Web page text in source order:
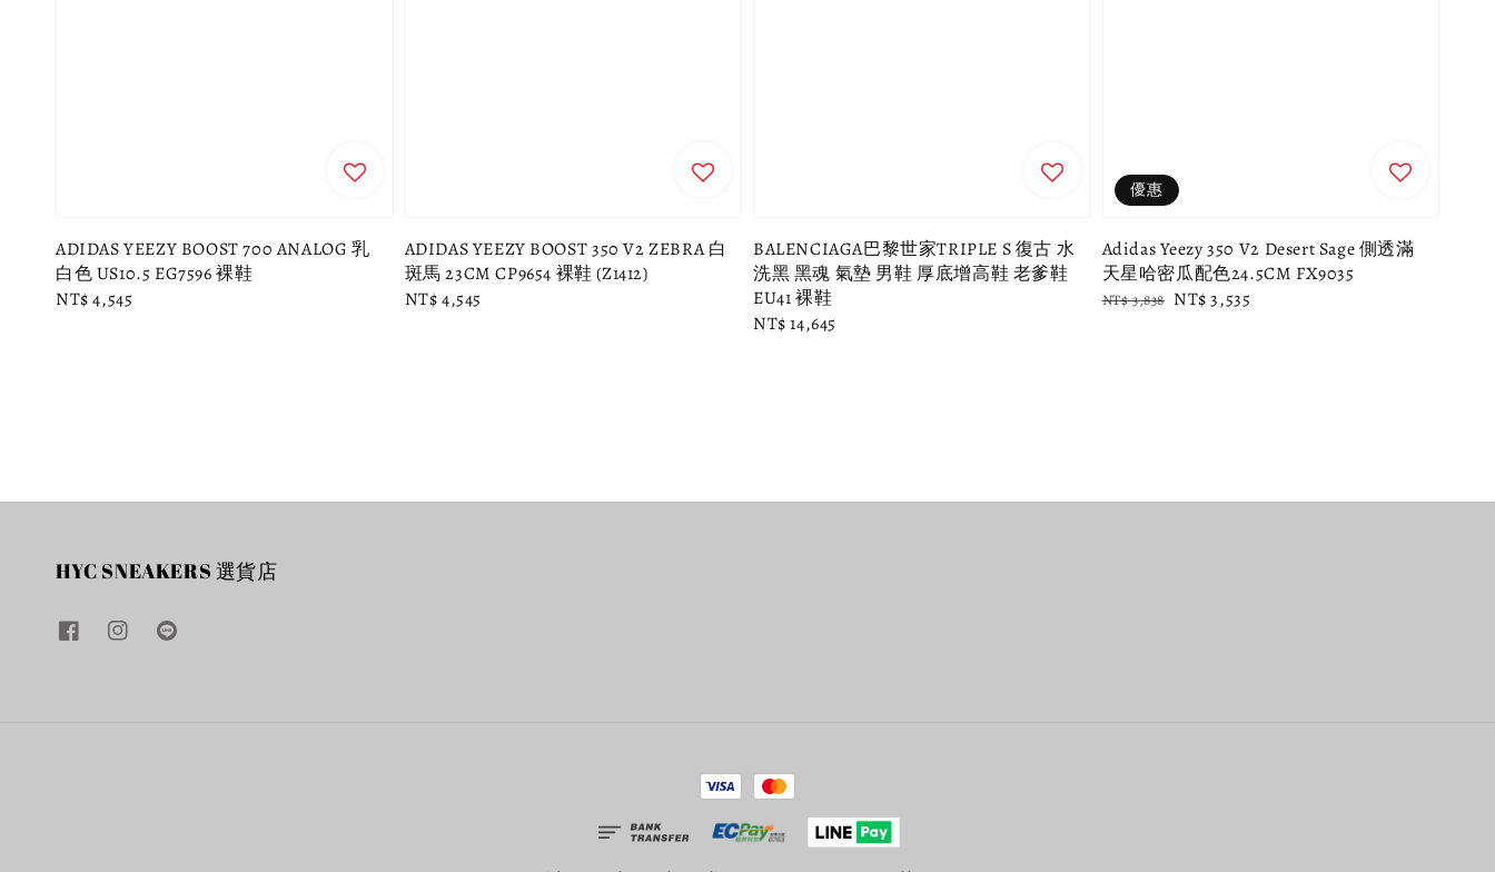
ADIDAS YEEZY BOOST 700 ANALOG 乳
白色 US10.5 EG7596 裸鞋
Regular
NT$ 4,545
ADIDAS YEEZY BOOST 350 V2 ZEBRA 白
斑馬 23CM CP9654 裸鞋 (Z1412)
Regular
NT$ 4,545
BALENCIAGA巴黎世家TRIPLE S 復古 水
洗黑 黑魂 氣墊 男鞋 厚底增高鞋 老爹鞋
EU41 裸鞋
Regular
NT$ 14,645
優惠
Adidas Yeezy 350 V2 Desert Sage 側透滿
天星哈密瓜配色24.5CM FX9035
Regular
NT$ 3,838 Sale
NT$ 3,535
HYC SNEAKERS 選貨店